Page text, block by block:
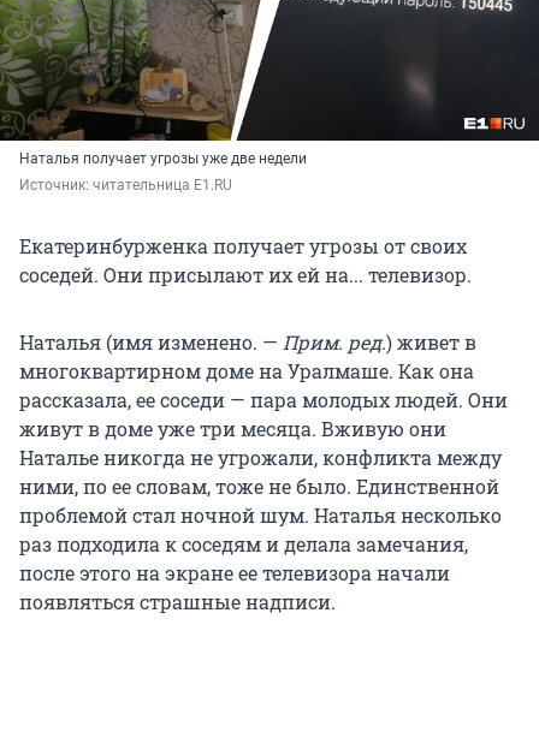
Наталья получает угрозы уже две недели
Источник: читательница E1.RU
Екатеринбурженка получает угрозы от своих
соседей. Они присылают их ей на... телевизор.
Наталья (имя изменено. — Прим. ред.) живет в
многоквартирном доме на Уралмаше. Как она
рассказала, ее соседи — пара молодых людей. Они
живут в доме уже три месяца. Вживую они
Наталье никогда не угрожали, конфликта между
ними, по ее словам, тоже не было. Единственной
проблемой стал ночной шум. Наталья несколько
раз подходила к соседям и делала замечания,
после этого на экране ее телевизора начали
появляться страшные надписи.